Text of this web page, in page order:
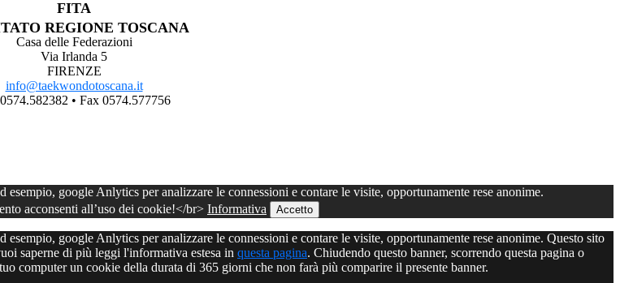
FITA
REGIONE TOSCANA
Casa delle Federazioni
Via Irlanda 5
FIRENZE
info@taekwondotoscana.it
• Fax 0574.577756
google Anlytics per analizzare le connessioni e contare le visite, opportunamente rese anonime.
acconsenti all’uso dei cookie!</br> Informativa Accetto
google Anlytics per analizzare le connessioni e contare le visite, opportunamente rese anonime. Questo sito
saperne di più leggi l'informativa estesa in questa pagina. Chiudendo questo banner, scorrendo questa pagina o
computer un cookie della durata di 365 giorni che non farà più comparire il presente banner.